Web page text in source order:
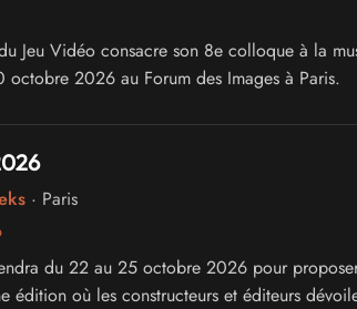
Jeu Vidéo consacre son 8e colloque à la
2026 au Forum des Images à Paris.
· Paris
du 22 au 25 octobre 2026 pour
édition où les constructeurs et éditeurs